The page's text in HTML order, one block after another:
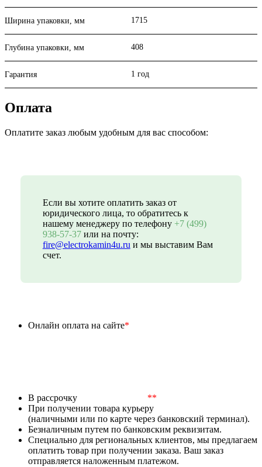
Ширина упаковки, мм 1715
Глубина упаковки, мм 408
Гарантия 1 год
Оплата
Оплатите заказ любым удобным для вас способом:
Если вы хотите оплатить заказ от
юридического лица, то обратитесь к
нашему менеджеру по телефону +7 (499)
938-57-37или на почту:
fire@electrokamin4u.ru и мы выставим Вам
счет.
Онлайн оплата на сайте*
В рассрочку
**
При получении товара курьеру
(наличными или по карте через банковский терминал).
Безналичным путем по банковским реквизитам.
Специально для региональных клиентов, мы предлагаем
оплатить товар при получении заказа. Ваш заказ
отправляется наложенным платежом.